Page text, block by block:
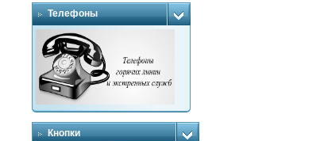
Телефоны
Кнопки